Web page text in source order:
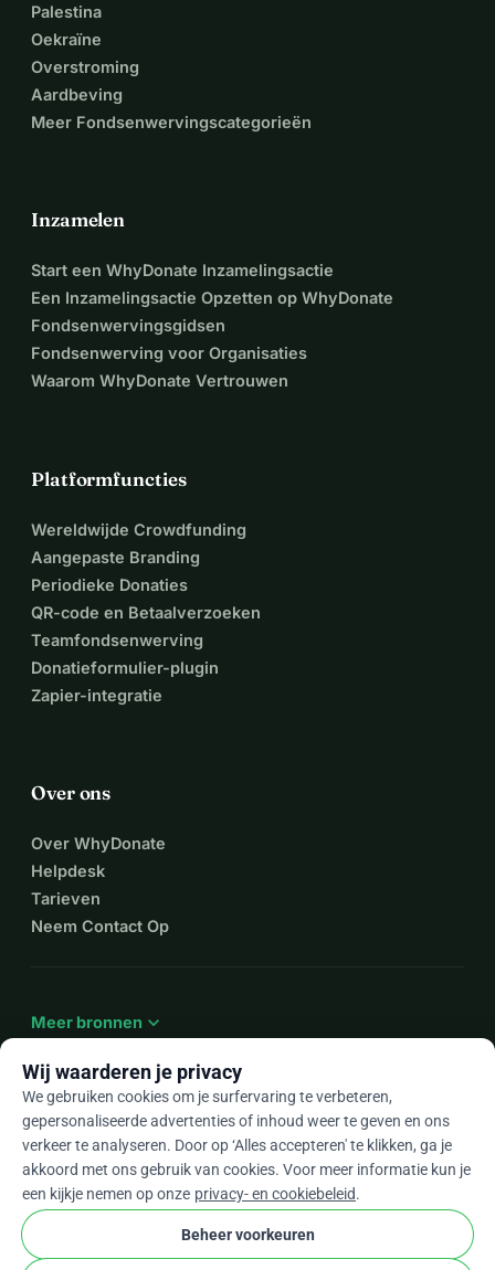
Palestina
Oekraïne
Overstroming
Aardbeving
Meer Fondsenwervingscategorieën
Inzamelen
Start een WhyDonate Inzamelingsactie
Een Inzamelingsactie Opzetten op WhyDonate
Fondsenwervingsgidsen
Fondsenwerving voor Organisaties
Waarom WhyDonate Vertrouwen
Platformfuncties
Wereldwijde Crowdfunding
Aangepaste Branding
Periodieke Donaties
QR-code en Betaalverzoeken
Teamfondsenwerving
Donatieformulier-plugin
Zapier-integratie
Over ons
Over WhyDonate
Helpdesk
Tarieven
Neem Contact Op
Meer bronnen expand_more
Nlarrow_drop_down
★★★★★ 4,9 / 5 op basis van 500+ reviews
Wij waarderen je privacy
We gebruiken cookies om je surfervaring te verbeteren,
gepersonaliseerde advertenties of inhoud weer te geven en ons
verkeer te analyseren. Door op ‘Alles accepteren' te klikken, ga je
akkoord met ons gebruik van cookies. Voor meer informatie kun je
een kijkje nemen op onze privacy- en cookiebeleid.
Beheer voorkeuren